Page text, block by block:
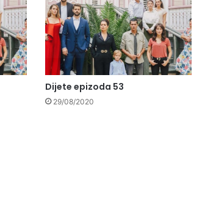
Dijete epizoda 53
29/08/2020